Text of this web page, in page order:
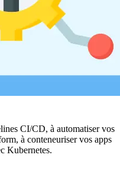
CI/CD, à automatiser vos
à conteneuriser vos apps
Kubernetes.